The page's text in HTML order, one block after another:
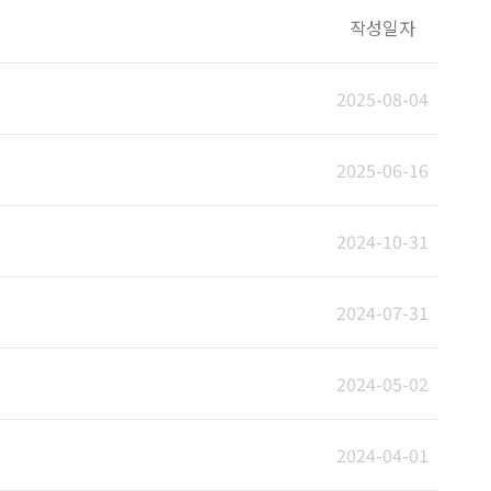
작성일자
2025-08-04
2025-06-16
2024-10-31
2024-07-31
2024-05-02
2024-04-01